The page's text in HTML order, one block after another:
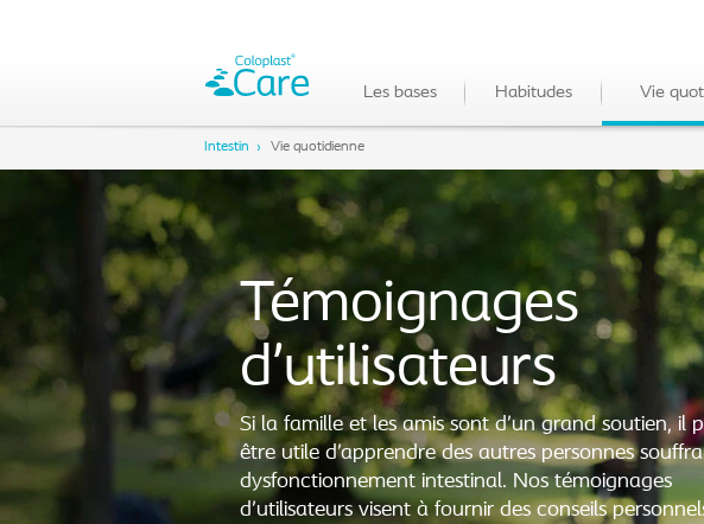
Les bases Habitudes Vie
Intestin Vie quotidienne
Témoignages
d’utilisateurs
Si la famille et les amis sont d’un grand soutien, il
être utile d’apprendre des autres personnes
dysfonctionnement intestinal. Nos témoignages
d’utilisateurs visent à fournir des conseils